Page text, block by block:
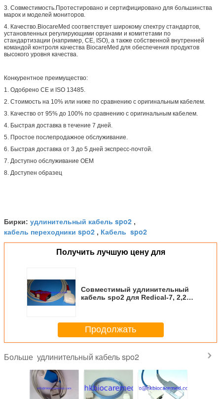
3. Совместимость.Протестировано и сертифицировано для большинства
марок и моделей мониторов.
4. Качество.BiocareMed соответствует широкому спектру стандартов,
установленных регулирующими органами и комитетами по
стандартизации (например, CE, ISO), а также собственной внутренней
командой контроля качества BiocareMed для обеспечения продуктов
высокого уровня качества.
Конкурентное преимущество:
1. Одобрено CE и ISO 13485.
2. Стоимость на 10% или ниже по сравнению с оригинальным кабелем.
3. Качество от 95% до 100% по сравнению с оригинальным кабелем.
4. Быстрая доставка в течение 7 дней.
5. Простое послепродажное обслуживание.
6. Быстрая доставка от 3 до 5 дней экспресс-почтой.
7. Доступно обслуживание OEM
8. Доступен образец
Бирки: удлинительный кабель spo2 ,
кабель переходники spo2 , Кабель spo2
Получить лучшую цену для
Совместимый удлинительный
кабель spo2 для Redical-7, 2,2
Продолжать
Больше удлинительный кабель spo2